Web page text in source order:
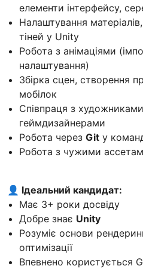
елементи інтерфейсу,
Налаштування
тіней у Unity
Робота з анімаціями
налаштування)
Збірка сцен, створення
мобілок
Співпраця з
геймдизайнерами
Робота через Git у
Робота з чужими
👤 Ідеальний кандидат:
Має 3+ роки досвіду
Добре знає Unity
Розуміє основи
оптимізації
Впевнено користується